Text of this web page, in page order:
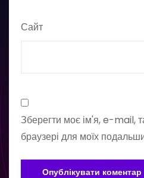
Сайт
Зберегти моє ім'я, e-mail,
браузері для моїх